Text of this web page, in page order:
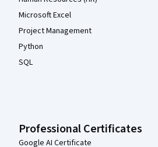
Microsoft Excel
Project Management
Python
SQL
Professional Certificates
Google AI Certificate